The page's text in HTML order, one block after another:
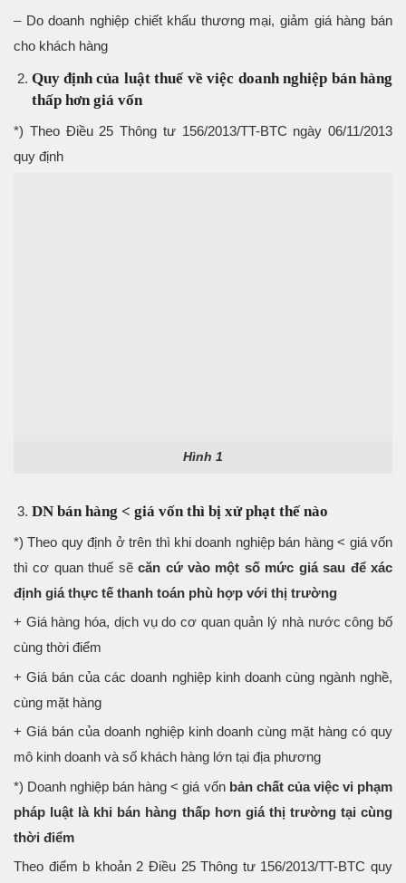
– Do doanh nghiệp chiết khấu thương mại, giảm giá hàng bán
cho khách hàng
Quy định của luật thuế về việc doanh nghiệp bán hàng
thấp hơn giá vốn
*) Theo Điều 25 Thông tư 156/2013/TT-BTC ngày 06/11/2013
quy định
Hình 1
DN bán hàng < giá vốn thì bị xử phạt thế nào
*) Theo quy định ở trên thì khi doanh nghiệp bán hàng < giá vốn
thì cơ quan thuế sẽcăn cứ vào một số mức giá sau để xác
định giá thực tế thanh toán phù hợp với thị trường
+ Giá hàng hóa, dịch vụ do cơ quan quản lý nhà nước công bố
cùng thời điểm
+ Giá bán của các doanh nghiệp kinh doanh cùng ngành nghề,
cùng mặt hàng
+ Giá bán của doanh nghiệp kinh doanh cùng mặt hàng có quy
mô kinh doanh và số khách hàng lớn tại địa phương
*) Doanh nghiệp bán hàng < giá vốn bản chất của việc vi phạm
pháp luật là khi bán hàng thấp hơn giá thị trường tại cùng
thời điểm
Theo điểm b khoản 2 Điều 25 Thông tư 156/2013/TT-BTC quy